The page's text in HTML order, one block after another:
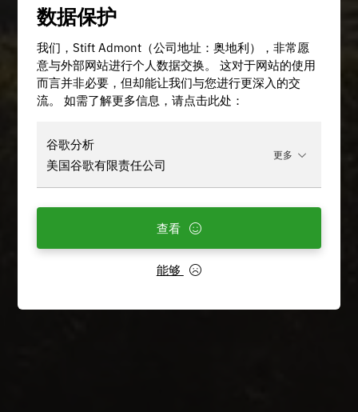
数据保护
我们，Stift Admont（公司地址：奥地利），非常愿
意与外部网站进行个人数据交换。 这对于网站的使用
而言并非必要，但却能让我们与您进行更深入的交
流。 如需了解更多信息，请点击此处：
谷歌分析
美国谷歌有限责任公司
更多
能够
查看